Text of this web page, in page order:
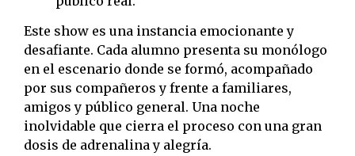
Este show es una instancia emocionante y
desafiante. Cada alumno presenta su monólogo
en el escenario donde se formó, acompañado
por sus compañeros y frente a familiares,
amigos y público general. Una noche
inolvidable que cierra el proceso con una gran
dosis de adrenalina y alegría.